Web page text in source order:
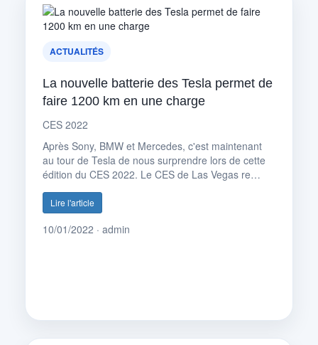
ACTUALITÉS
La nouvelle batterie des Tesla permet de
faire 1200 km en une charge
CES 2022
Après Sony, BMW et Mercedes, c'est maintenant
au tour de Tesla de nous surprendre lors de cette
édition du CES 2022. Le CES de Las Vegas re…
Lire l'article
10/01/2022 · admin